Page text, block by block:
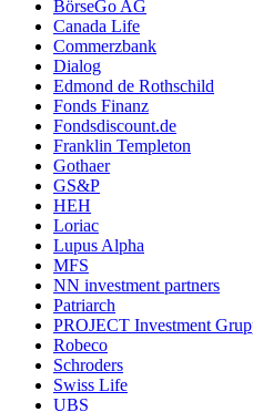
BörseGo AG
Canada Life
Commerzbank
Dialog
Edmond de Rothschild
Fonds Finanz
Fondsdiscount.de
Franklin Templeton
Gothaer
GS&P
HEH
Loriac
Lupus Alpha
MFS
NN investment partners
Patriarch
PROJECT Investment
Robeco
Schroders
Swiss Life
UBS